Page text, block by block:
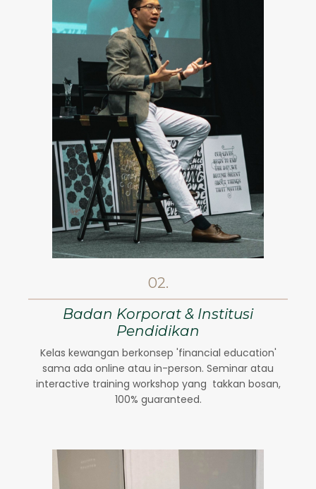
02.
Badan Korporat & Institusi
Pendidikan
Kelas kewangan berkonsep 'financial education'
sama ada online atau in-person. Seminar atau
interactive training workshop yang takkan bosan,
100% guaranteed.